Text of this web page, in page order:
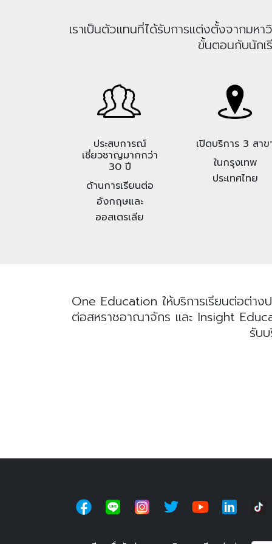
เราเป็นตัวแทนที่ได้รับการแต่งตั้งจากมห
ขั้นตอนกับนักเ
ประสบการณ์
เชี่ยวชาญมากกว่า
30 ปี
ด้านการเรียนต่อ
อังกฤษและ
ออสเตรเลีย
เปิดบริการ 3 สาข
ในกรุงเทพ
ประเทศไทย
One Education ให้บริการเรียนต่อต่า
ต่อสหราชอาณาจักร และ Insight
รับ